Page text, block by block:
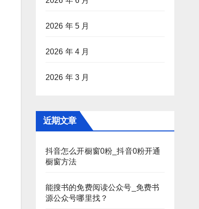
2026 年 5 月
2026 年 4 月
2026 年 3 月
近期文章
抖音怎么开橱窗0粉_抖音0粉开通
橱窗方法
能搜书的免费阅读公众号_免费书
源公众号哪里找？